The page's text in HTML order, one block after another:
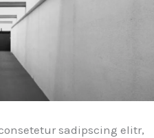
sadipscing elitr,